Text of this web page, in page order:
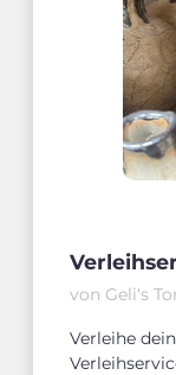
von Geli‘s
Verleihe